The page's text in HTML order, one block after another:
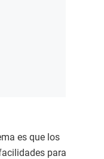
es que los
para